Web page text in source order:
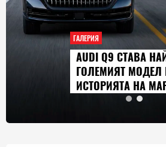
Q9 СТАВА НАЙ-
МОДЕЛ В
НА МАРКАТА